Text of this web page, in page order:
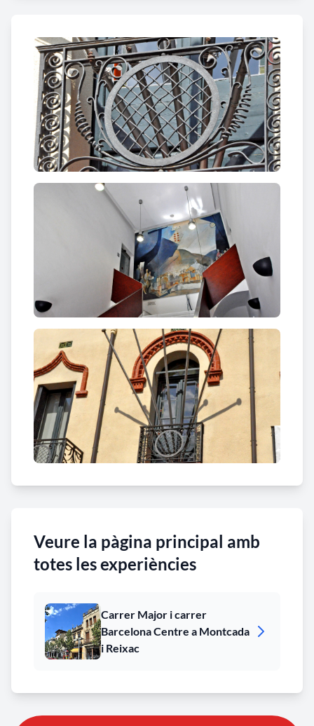
decoració, tant a la planta baixa com al pis.
A la planta baixa la porta d'entrada és d'arc de mig
punt, ressaltada per una motllura amb una de les
arquivoltes dentades, flanquejada per dues
finestres motllura en forma de cortina. Destaca el
treball del ferro forjat d’aquestes obertures. Al pis
hi ha una finestra rectangular amb el mateix tipus
de forja, a sobre de la qual hi ha l'escut de
Montcada emprat com a segell entre els anys 1837
a 1940. A cada costat hi ha una balconada de dues
obertures amb barana també de forja. L'autor de les
baranes de finestres i balcons fou el forjador local
Miquel Arenes i Comadrany.
Veure la pàgina principal amb
totes les experiències
Carrer Major i carrer
Barcelona Centre a Montcada
i Reixac